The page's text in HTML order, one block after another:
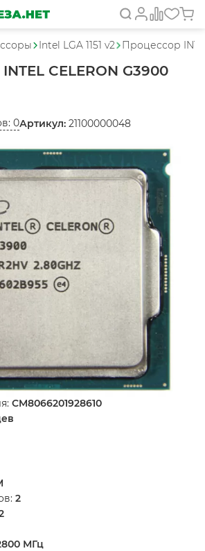
Intel LGA 1151 v2 Процессор
CELERON G3900
0Артикул: 21100000048
CM8066201928610
2
МГц